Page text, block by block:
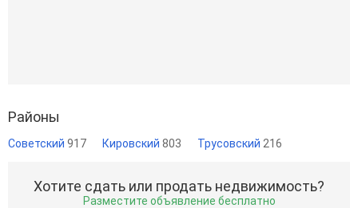
Районы
Советский 917 Кировский 803 Трусовский 216
Хотите сдать или продать недвижимость?
Разместите объявление бесплатно